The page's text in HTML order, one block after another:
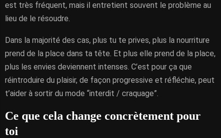
est très fréquent, mais il entretient souvent le problème au
lieu de le résoudre.
Dans la majorité des cas, plus tu te prives, plus la nourriture
prend de la place dans ta tête. Et plus elle prend de la place,
plus les envies deviennent intenses. C’est pour ça que
réintroduire du plaisir, de façon progressive et réfléchie, peut
t’aider à sortir du mode “interdit / craquage”.
Ce que cela change concrètement pour
toi